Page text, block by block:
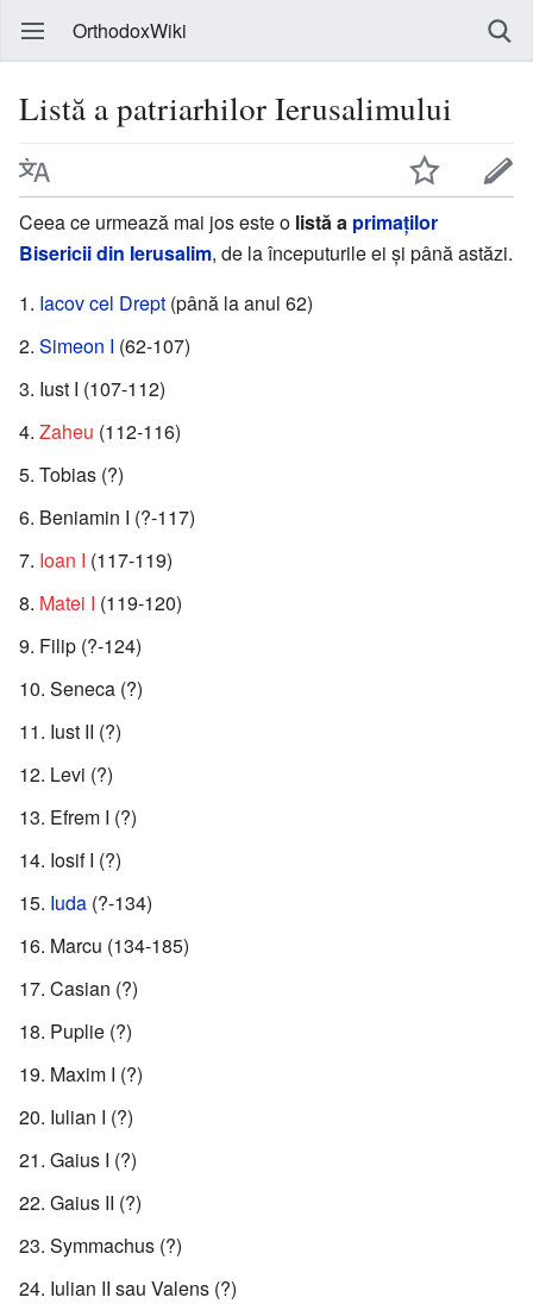
OrthodoxWiki
Listă a patriarhilor Ierusalimului
Ceea ce urmează mai jos este o listă a primaților
Bisericii din Ierusalim, de la începuturile ei și până astăzi.
Iacov cel Drept (până la anul 62)
Simeon I (62-107)
Iust I (107-112)
Zaheu (112-116)
Tobias (?)
Beniamin I (?-117)
Ioan I (117-119)
Matei I (119-120)
Filip (?-124)
Seneca (?)
Iust II (?)
Levi (?)
Efrem I (?)
Iosif I (?)
Iuda (?-134)
Marcu (134-185)
Casian (?)
Puplie (?)
Maxim I (?)
Iulian I (?)
Gaius I (?)
Gaius II (?)
Symmachus (?)
Iulian II sau Valens (?)